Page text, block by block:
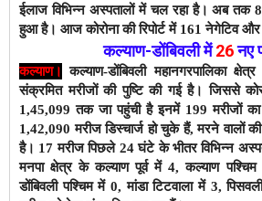
ईलाज विभिन्न अस्पतालों में चल रहा है। अब तक
हुआ है। आज कोरोना की रिपोर्ट में 161 नेगेटिव और
कल्याण-डोंबिवलीमें 26नए
कल्याण।
कल्याण-डोंबिवली महानगरपालिका
संक्रमित मरीजों की पुष्टि की गई है। जिससे
1,45,099 तक जा पहुंची है इनमें 199 मरीजों का
1,42,090 मरीज डिस्चार्ज हो चुके हैं,मरने वालों
है। 17 मरीज पिछले 24 घंटे के भीतर विभिन्न
मनपा क्षेत्र के कल्याण पूर्व में 4, कल्याण पश्चिम
डोंबिवली पश्चिम में 0, मांडा टिटवाला में 3,